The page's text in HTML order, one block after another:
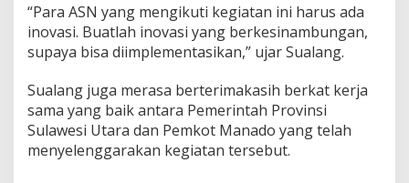
i
“Para ASN yang mengikuti kegiatan ini harus ada
inovasi. Buatlah inovasi yang berkesinambungan,
supaya bisa diimplementasikan,” ujar Sualang.
Sualang juga merasa berterimakasih berkat kerja
sama yang baik antara Pemerintah Provinsi
Sulawesi Utara dan Pemkot Manado yang telah
menyelenggarakan kegiatan tersebut.